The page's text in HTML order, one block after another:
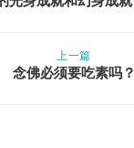
上一篇
念佛必须要吃素吗？